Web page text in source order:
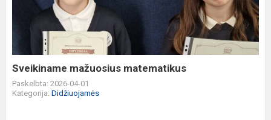
Sveikiname mažuosius matematikus
Paskelbta: 2026-04-01
Kategorija: Didžiuojamės